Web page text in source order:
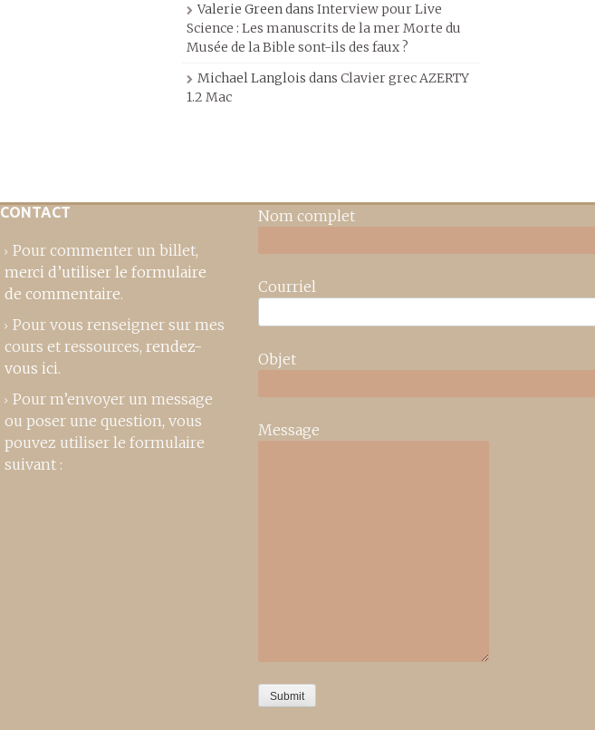
Valerie Greendans Interview pour Live
Science : Les manuscrits de la mer Morte du
Musée de la Bible sont-ils des faux ?
Michael Langlois dans Clavier grec AZERTY
1.2 Mac
CONTACT
Pour commenter un billet,
merci d’utiliser le formulaire
de commentaire.
Pour vous renseigner sur mes
cours et ressources, rendez-
vous ici.
Pour m’envoyer un message
ou poser une question, vous
pouvez utiliser le formulaire
suivant :
Nom complet
Courriel
Objet
Message